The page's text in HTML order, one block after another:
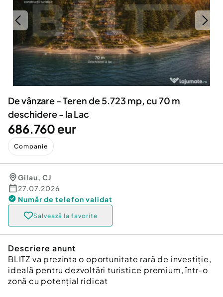
Servicii
Animale de companie
Afaceri și echipamente profesionale
Inchiriere Bunuri si Vehicule
Utilaje agricole si industriale
Piese auto si accesorii
Dacia Duster
De vânzare - Teren de 5.723 mp, cu 70 m
deschidere - la Lac
686.760 eur
Companie
Gilau, CJ
27.07.2026
Număr de telefon validat
Salvează la favorite
Descriere anunt
BLITZ va prezinta o oportunitate rară de investiție,
ideală pentru dezvoltări turistice premium, într-o
zonă cu potențial ridicat